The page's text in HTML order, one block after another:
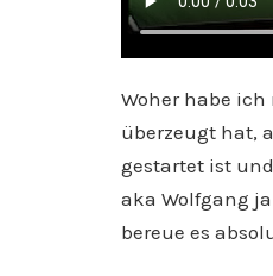
Woher habe
überzeugt hat,
gestartet ist
aka Wolfgang
bereue es